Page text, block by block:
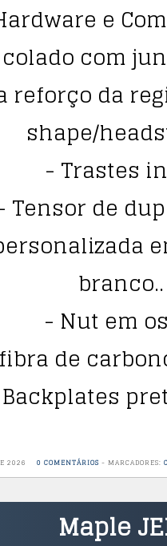
e
com
reforço da
shape/
- Trastes
Tensor de
branco..
- Nut em
de
2026 0 COMENTÁRIOS - MARCADORES:
Maple